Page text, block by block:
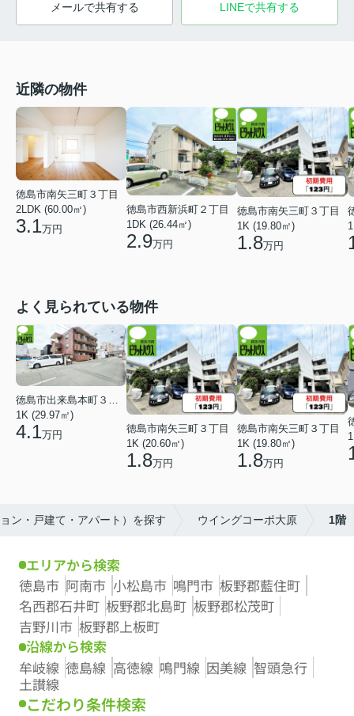
メールで共有する LINEで共有する
近隣の物件
徳島市南矢三町３丁目
2LDK (60.00㎡)
3.1万円
徳島市西新浜町２丁目
1DK (26.44㎡)
2.9万円
徳島市南矢三町３丁目
1K (19.80㎡)
1.8万円
よく見られている物件
徳島市出来島本町３丁目
1K (29.97㎡)
4.1万円
徳島市南矢三町３丁目
1K (20.60㎡)
1.8万円
徳島市南矢三町３丁目
1K (19.80㎡)
1.8万円
ン・戸建て・アパート）を探す ウイングコーポ大原 1階
エリアから検索
徳島市 阿南市 小松島市 鳴門市 板野郡藍住町
名西郡石井町 板野郡北島町 板野郡松茂町
吉野川市 板野郡上板町
沿線から検索
牟岐線 徳島線 高徳線 鳴門線 因美線 智頭急行
土讃線
こだわり条件検索